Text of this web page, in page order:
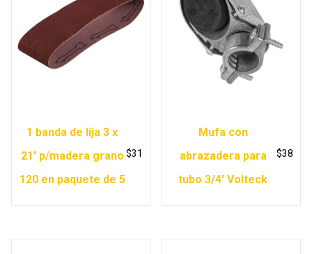
1 banda de lija 3 x
21′ p/madera grano
120 en paquete de 5
$31
Mufa con
abrazadera para
tubo 3/4′ Volteck
$38